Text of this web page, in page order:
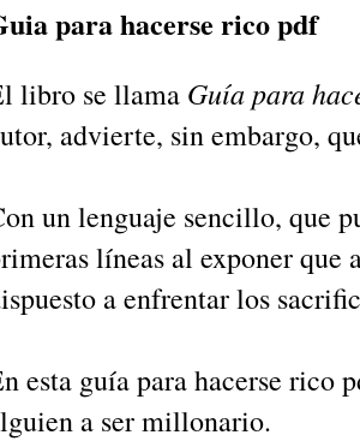
para hacerse rico pdf
libro se llama Guía para
advierte, sin embargo,
un lenguaje sencillo, que
líneas al exponer que
a enfrentar los
esta guía para hacerse rico
a ser millonario.